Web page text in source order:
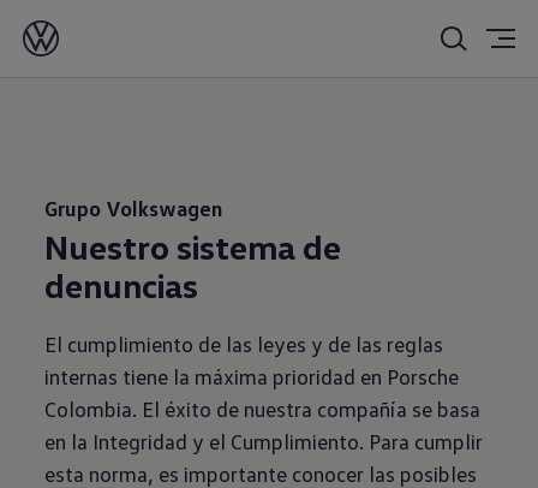
Grupo Volkswagen
Nuestro sistema de
denuncias
El cumplimiento de las leyes y de las reglas
internas tiene la máxima prioridad en Porsche
Colombia. El éxito de nuestra compañía se basa
en la Integridad y el Cumplimiento. Para cumplir
esta norma, es importante conocer las posibles